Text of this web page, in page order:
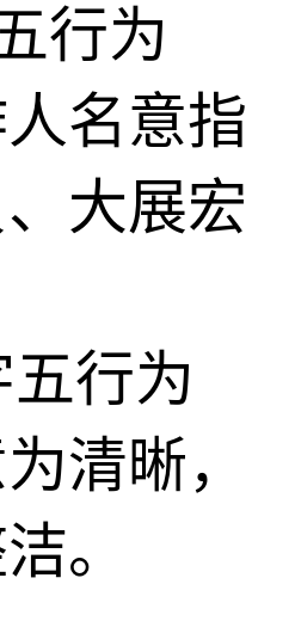
行为
名意指
大展宏
五行为
清晰，
。